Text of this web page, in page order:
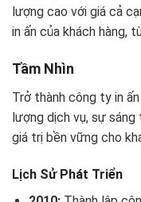
lượng cao với giá cả
in ấn của khách hàng,
Tầm Nhìn
Trở thành công ty in
lượng dịch vụ, sự
giá trị bền vững cho
Lịch Sử Phát Triển